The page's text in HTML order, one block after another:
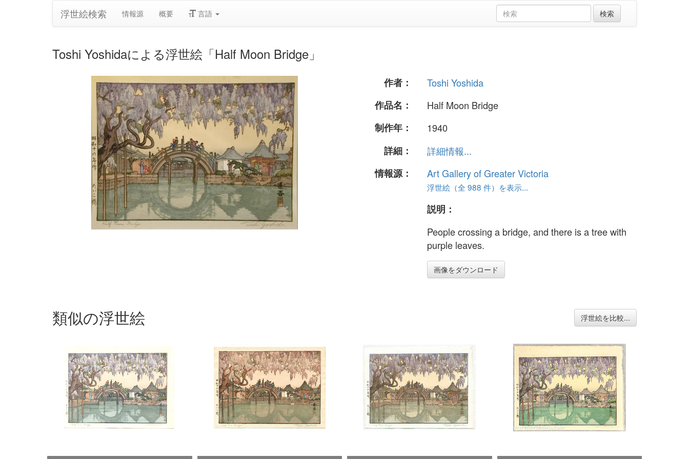
浮世絵検索 情報源 概要 言語
Toshi Yoshidaによる浮世絵「Half Moon Bridge」
作者：
Toshi Yoshida
作品名：
Half Moon Bridge
制作年：
1940
詳細：
詳細情報...
情報源：
Art Gallery of Greater Victoria
浮世絵（全 988 件）を表示...
説明：
People crossing a bridge, and there is a tree with
purple leaves.
画像をダウンロード
類似の浮世絵 浮世絵を比較...